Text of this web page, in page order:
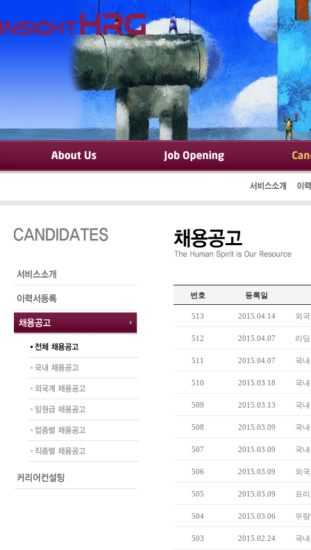
번호 등록일
513 2015.04.14 외
512 2015.04.07 리
511 2015.04.07 국
510 2015.03.18 국
509 2015.03.13 국
508 2015.03.09 국
507 2015.03.09 국
506 2015.03.09 외
505 2015.03.09 프
504 2015.03.06 우
503 2015.02.24 국